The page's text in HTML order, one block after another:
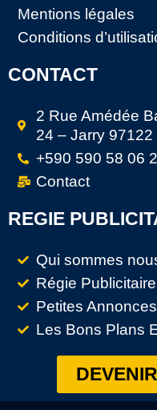
Mentions légales
Conditions
CONTACT
2 Rue Amédée
24 – Jarry
+590 590 58 06
Contact
REGIE
Qui sommes
Régie Publicitaire
Petites
Les Bons Plans